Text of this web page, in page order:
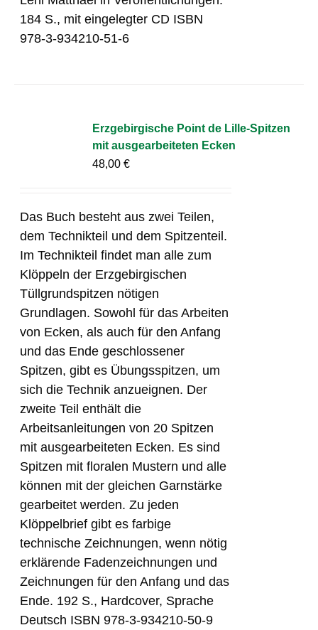
184 S., mit eingelegter CD ISBN
978-3-934210-51-6
Erzgebirgische Point de Lille-Spitzen
mit ausgearbeiteten Ecken
48,00€
Das Buch besteht aus zwei Teilen,
dem Technikteil und dem Spitzenteil.
Im Technikteil findet man alle zum
Klöppeln der Erzgebirgischen
Tüllgrundspitzen nötigen
Grundlagen. Sowohl für das Arbeiten
von Ecken, als auch für den Anfang
und das Ende geschlossener
Spitzen, gibt es Übungsspitzen, um
sich die Technik anzueignen. Der
zweite Teil enthält die
Arbeitsanleitungen von 20 Spitzen
mit ausgearbeiteten Ecken. Es sind
Spitzen mit floralen Mustern und alle
können mit der gleichen Garnstärke
gearbeitet werden. Zu jeden
Klöppelbrief gibt es farbige
technische Zeichnungen, wenn nötig
erklärende Fadenzeichnungen und
Zeichnungen für den Anfang und das
Ende. 192 S., Hardcover, Sprache
Deutsch ISBN 978-3-934210-50-9